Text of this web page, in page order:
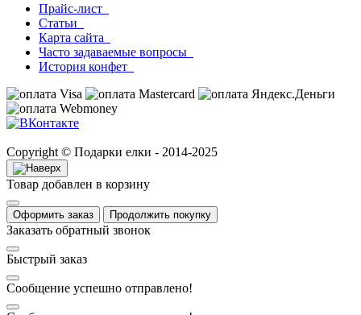
Прайс-лист
Статьи
Карта сайта
Часто задаваемые вопросы
История конфет
Copyright © Подарки елки - 2014-2025
Товар добавлен в корзину
Оформить заказ Продолжить покупку
Заказать обратный звонок
Быстрый заказ
Сообщение успешно отправлено!